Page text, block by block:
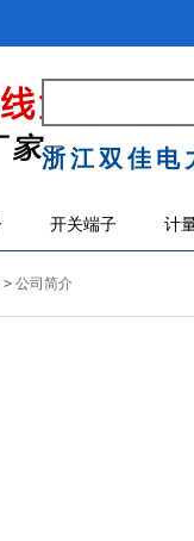
浙江双佳电
开关端子 计
> 公司简介